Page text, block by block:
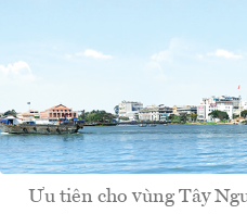
Ưu tiên cho vùng Tây